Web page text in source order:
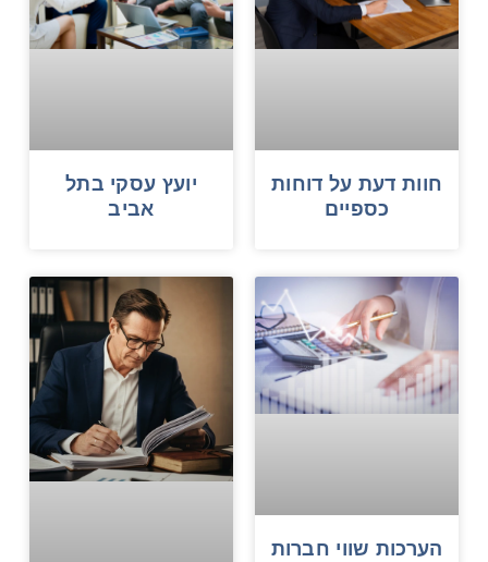
חוות דעת על דוחות
כספיים
יועץ עסקי בתל
אביב
הערכות שווי חברות